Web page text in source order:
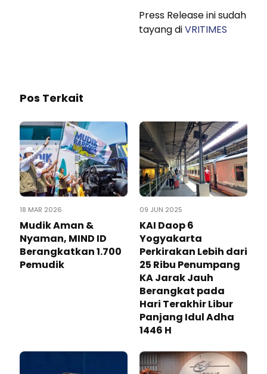
Press Release ini sudah
tayang diVRITIMES
Pos Terkait
18 MAR 2026
Mudik Aman &
Nyaman, MIND ID
Berangkatkan 1.700
Pemudik
09 JUN 2025
KAI Daop 6
Yogyakarta
Perkirakan Lebih dari
25 Ribu Penumpang
KA Jarak Jauh
Berangkat pada
Hari Terakhir Libur
Panjang Idul Adha
1446 H